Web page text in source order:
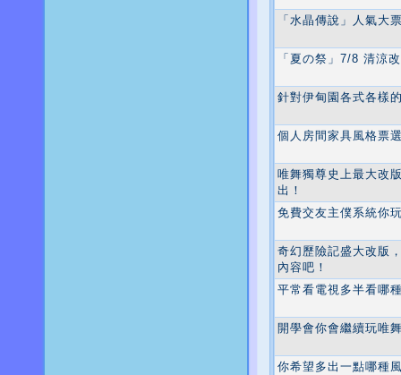
「水晶傳說」人氣大
「夏の祭」7/8 清涼
針對伊甸園各式各樣
個人房間家具風格票
唯舞獨尊史上最大改
出！
免費交友主僕系統你
奇幻歷險記盛大改版
內容吧！
平常看電視多半看哪
開學會你會繼續玩唯
你希望多出一點哪種